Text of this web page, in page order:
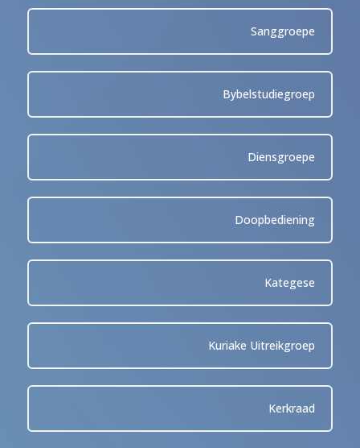
Sanggroepe
Bybelstudiegroep
Diensgroepe
Doopbediening
Kategese
Kuriake Uitreikgroep
Kerkraad